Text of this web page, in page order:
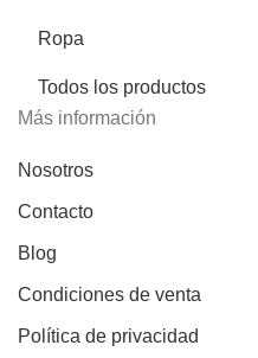
Ropa
Todos los productos
Más información
Nosotros
Contacto
Blog
Condiciones de venta
Política de privacidad